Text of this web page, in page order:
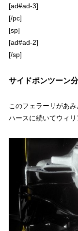
[ad#ad-3]
[/pc]
[sp]
[ad#ad-2]
[/sp]
サイドポンツーン
このフェラーリがあ
ハースに続いてウィリ